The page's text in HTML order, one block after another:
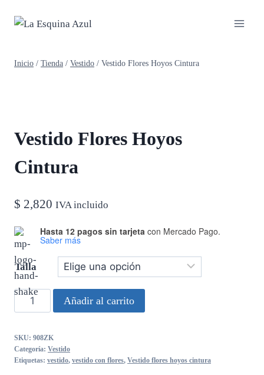
Inicio / Tienda / Vestido / Vestido Flores Hoyos Cintura
Vestido Flores Hoyos
Cintura
$ 2,820 IVA incluido
Hasta 12 pagos sin tarjeta con Mercado Pago.
Saber más
Talla
Vestido
Flores
Cintura
cantidad
Añadir al carrito
SKU: 908ZK
Categoría: Vestido
Etiquetas: vestido, vestido con flores, Vestido flores hoyos cintura